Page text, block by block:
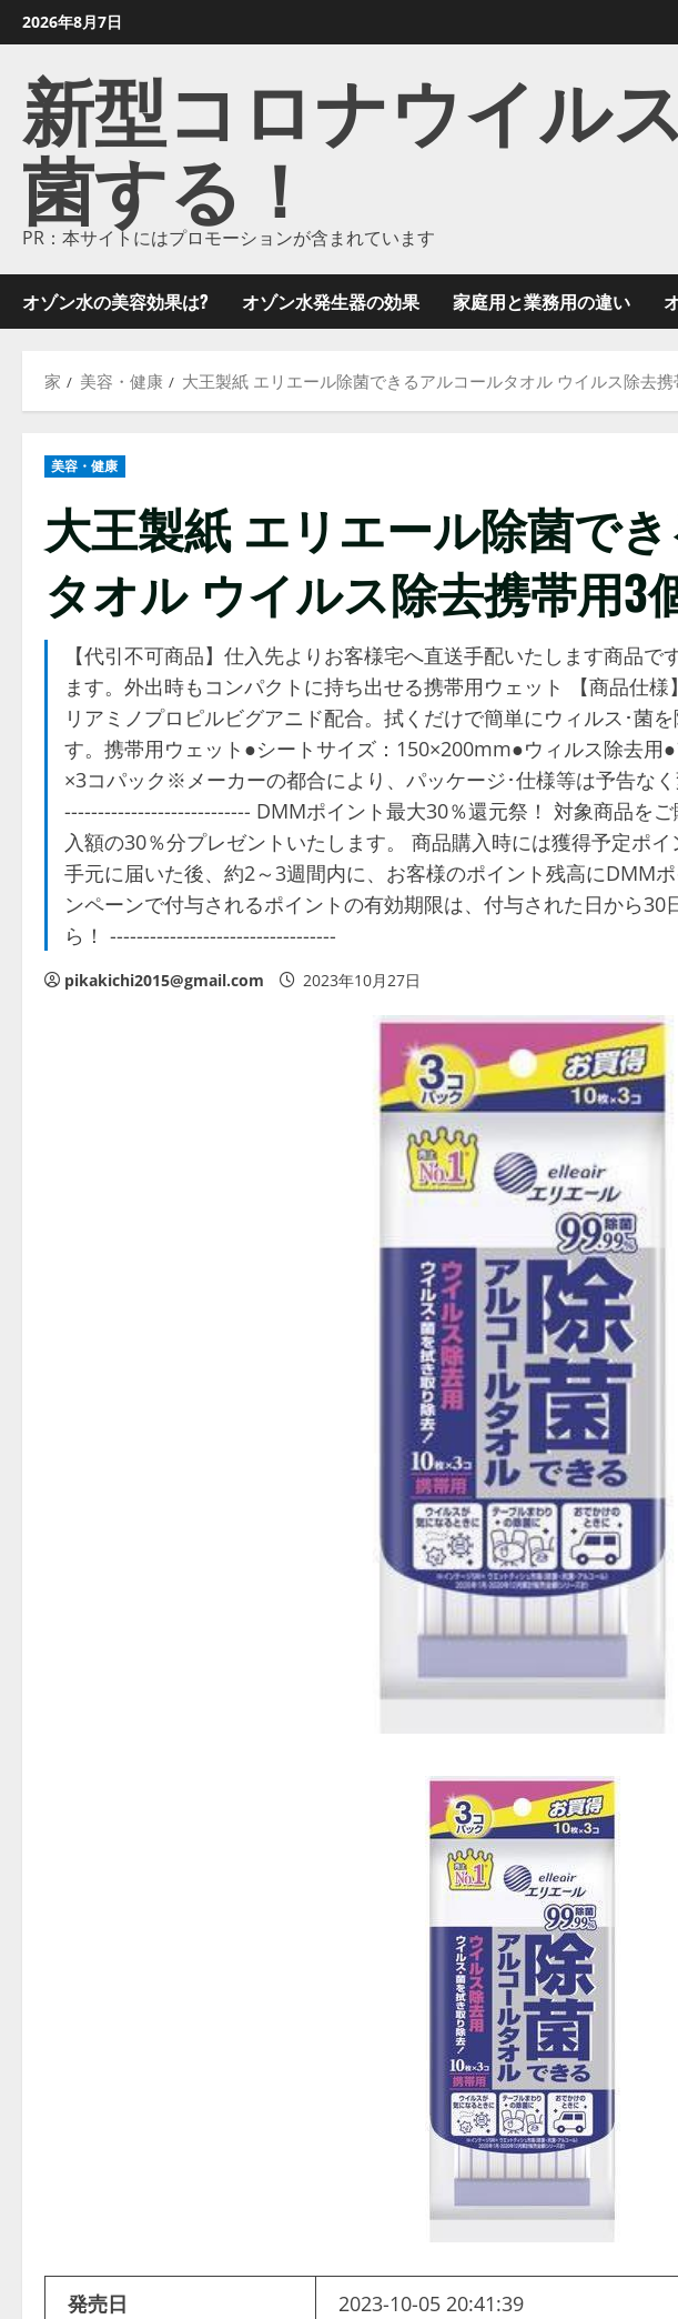
ン
2026年8月7日
新型コロナウイル
菌する！
PR：本サイトにはプロモーションが含まれています
オゾン水の美容効果は? オゾン水発生器の効果 家庭用と業務用の違い
家 美容・健康 大王製紙 エリエール除菌できるアルコールタオル ウイルス除去
美容・健康
大王製紙 エリエール除菌で
タオル ウイルス除去携帯用3
【代引不可商品】仕入先よりお客様宅へ直送手配いたします商品
ます。外出時もコンパクトに持ち出せる携帯用ウェット 【商品仕
リアミノプロピルビグアニド配合。拭くだけで簡単にウィルス･菌
す。携帯用ウェット●シートサイズ：150×200mm●ウィルス除去用
×3コパック※メーカーの都合により、パッケージ･仕様等は予告な
---------------------------- DMMポイント最大30％還元祭！ 対象商品を
入額の30％分プレゼントいたします。 商品購入時には獲得予定ポ
手元に届いた後、約2～3週間内に、お客様のポイント残高にDMM
ンペーンで付与されるポイントの有効期限は、付与された日から30
ら！ ----------------------------------
pikakichi2015@gmail.com 2023年10月27日
発売日 2023-10-05 20:41:39